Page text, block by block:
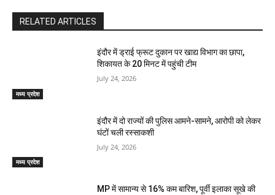
RELATED ARTICLES
मध्य प्रदेश
इंदौर में ड्राई फ्रूट दुकान पर खाद्य विभाग का छापा,
शिकायत के 20 मिनट में पहुंची टीम
July 24, 2026
मध्य प्रदेश
इंदौर में दो राज्यों की पुलिस आमने-सामने, आरोपी को लेकर
घंटों चली रस्साकशी
July 24, 2026
MP में सामान्य से 16% कम बारिश, पूर्वी इलाका सूखे की